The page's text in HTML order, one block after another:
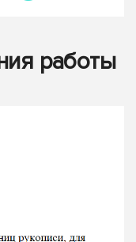
работы